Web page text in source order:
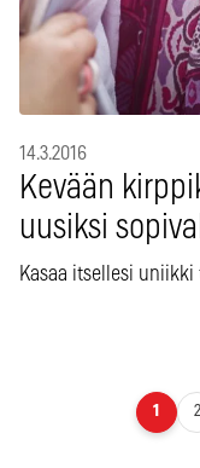
14.3.2016
Kevään
uusiksi
Kasaa itsellesi
Artikkelien
1 2